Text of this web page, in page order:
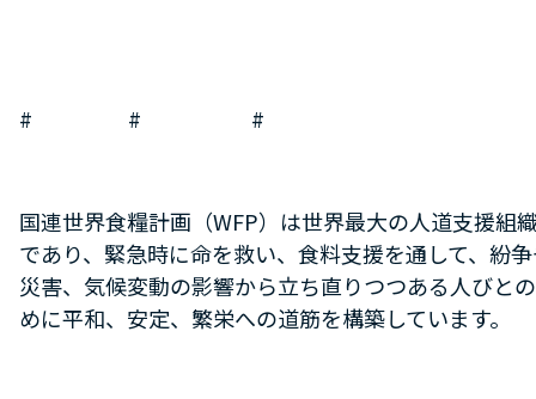
# # #
国連世界食糧計画（WFP）は世界最大の人道支援組
であり、緊急時に命を救い、食料支援を通して、紛
災害、気候変動の影響から立ち直りつつある人びと
めに平和、安定、繁栄への道筋を構築しています。